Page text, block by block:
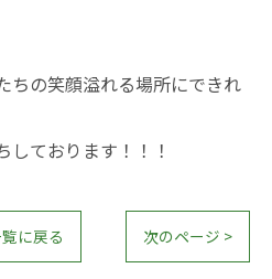
ちの笑顔溢れる場所にできれ
しております！！！
に戻る 次のページ >